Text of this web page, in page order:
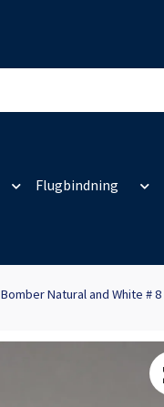
Flugbindning
Bomber Natural and White # 8